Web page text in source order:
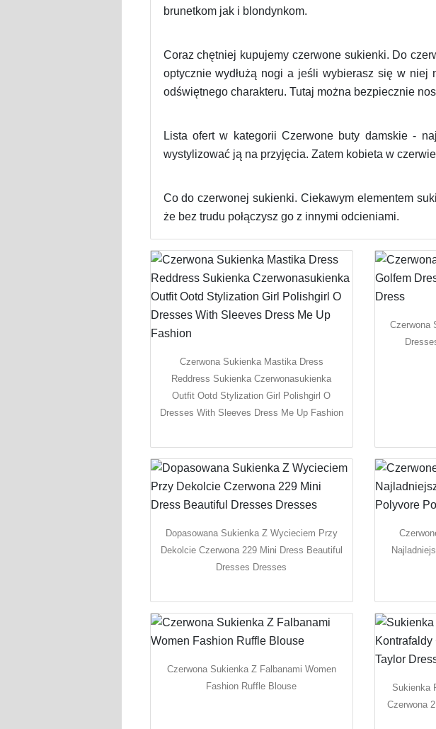
brunetkom jak i blondynkom.
Coraz chętniej kupujemy czerwone sukienki. Do
optycznie wydłużą nogi a jeśli wybierasz się w niej
odświętnego charakteru. Tutaj można bezpiecznie
Lista ofert w kategorii Czerwone buty damskie -
wystylizować ją na przyjęcia. Zatem kobieta w
Co do czerwonej sukienki. Ciekawym elementem
że bez trudu połączysz go z innymi odcieniami.
Czerwona Sukienka Mastika Dress
Reddress Sukienka Czerwonasukienka
Outfit Ootd Stylization Girl Polishgirl O
Dresses With Sleeves Dress Me Up Fashion
Czerwona
Dopasowana Sukienka Z Wycieciem Przy
Dekolcie Czerwona 229 Mini Dress Beautiful
Dresses Dresses
Czerwona Sukienka Z Falbanami Women
Fashion Ruffle Blouse
Sukienka
Czerwona